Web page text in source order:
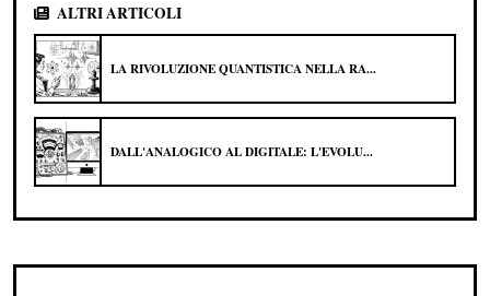
ALTRI ARTICOLI
LA RIVOLUZIONE QUANTISTICA NELLA RA...
DALL'ANALOGICO AL DIGITALE: L'EVOLU...